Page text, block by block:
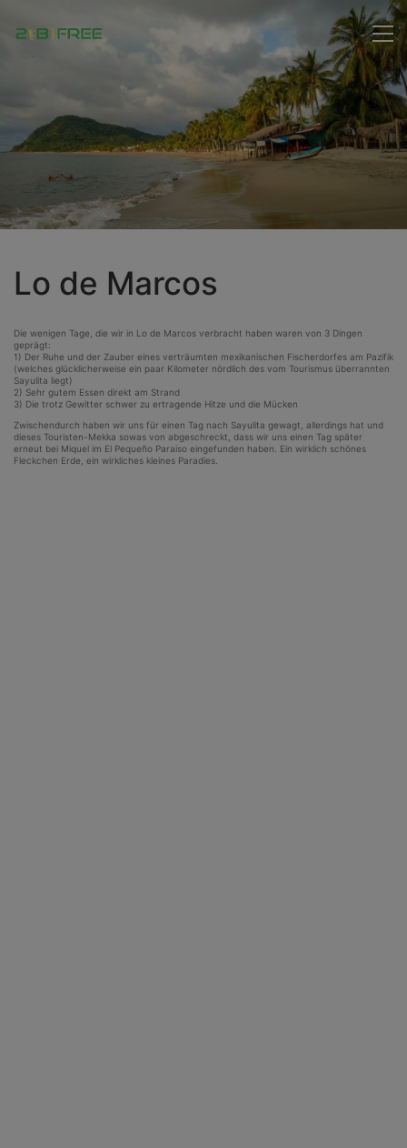
Lo de Marcos
Die wenigen Tage, die wir in Lo de Marcos verbracht haben waren von 3 Dingen
geprägt:
1) Der Ruhe und der Zauber eines verträumten mexikanischen Fischerdorfes am Pazifik
(welches glücklicherweise ein paar Kilometer nördlich des vom Tourismus überrannten
Sayulita liegt)
2) Sehr gutem Essen direkt am Strand
3) Die trotz Gewitter schwer zu ertragende Hitze und die Mücken
Zwischendurch haben wir uns für einen Tag nach Sayulita gewagt, allerdings hat und
dieses Touristen-Mekka sowas von abgeschreckt, dass wir uns einen Tag später
erneut bei Miquel im El Pequeño Paraiso eingefunden haben. Ein wirklich schönes
Fleckchen Erde, ein wirkliches kleines Paradies.